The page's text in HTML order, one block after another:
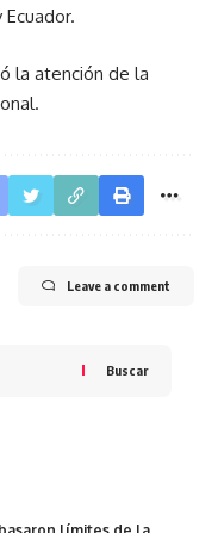
la atención de la
Leave a comment
Buscar